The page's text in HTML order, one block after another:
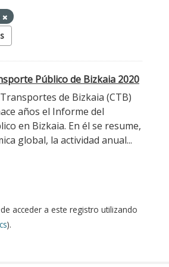
Público de Bizkaia 2020
de Bizkaia (CTB)
años el Informe del
en Bizkaia. En él se resume,
global, la actividad anual...
acceder a este registro utilizando
).